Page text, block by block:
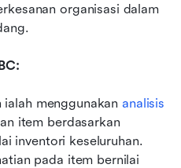
organisasi dalam
menggunakan analisis
item berdasarkan
inventori keseluruhan.
pada item bernilai